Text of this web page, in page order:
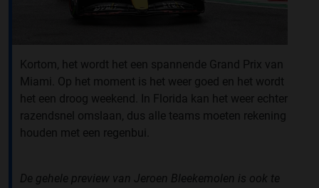
Kortom, het wordt het een spannende Grand Prix van
Miami. Op het moment is het weer goed en het wordt
het een droog weekend. In Florida kan het weer echter
razendsnel omslaan, dus alle teams moeten rekening
houden met een regenbui.
De gehele preview van Jeroen Bleekemolen is ook te